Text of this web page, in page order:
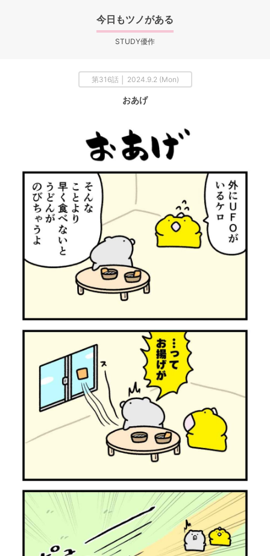
今日もツノがある
STUDY優作
第316話 │ 2024.9.2 (Mon)
おあげ